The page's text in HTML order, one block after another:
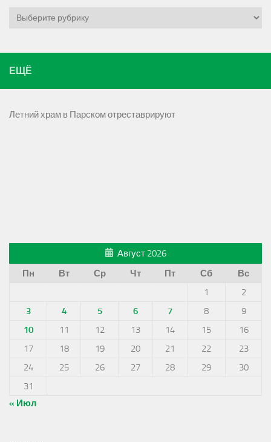
Рубрики
ЕЩЁ
Летний храм в Парском отреставрируют
Август 2026
Пн
Вт Ср Чт Пт Сб
Вс
1
2
3
4 5 6 7 8
9
10
11 12 13 14 15
16
17
18 19 20 21 22
23
24
25 26 27 28 29
30
31
« Июл